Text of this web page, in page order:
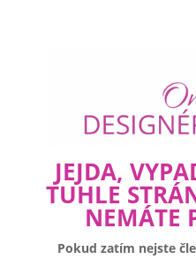
JEJDA,
TUHLE
NEMÁTE
Pokud zatím nejste